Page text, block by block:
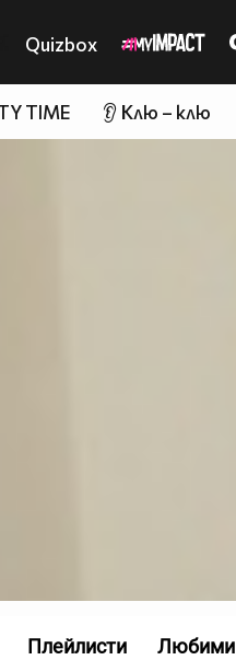
Quizbox
TIME 👂 Клю – клю
Плейлисти Любими